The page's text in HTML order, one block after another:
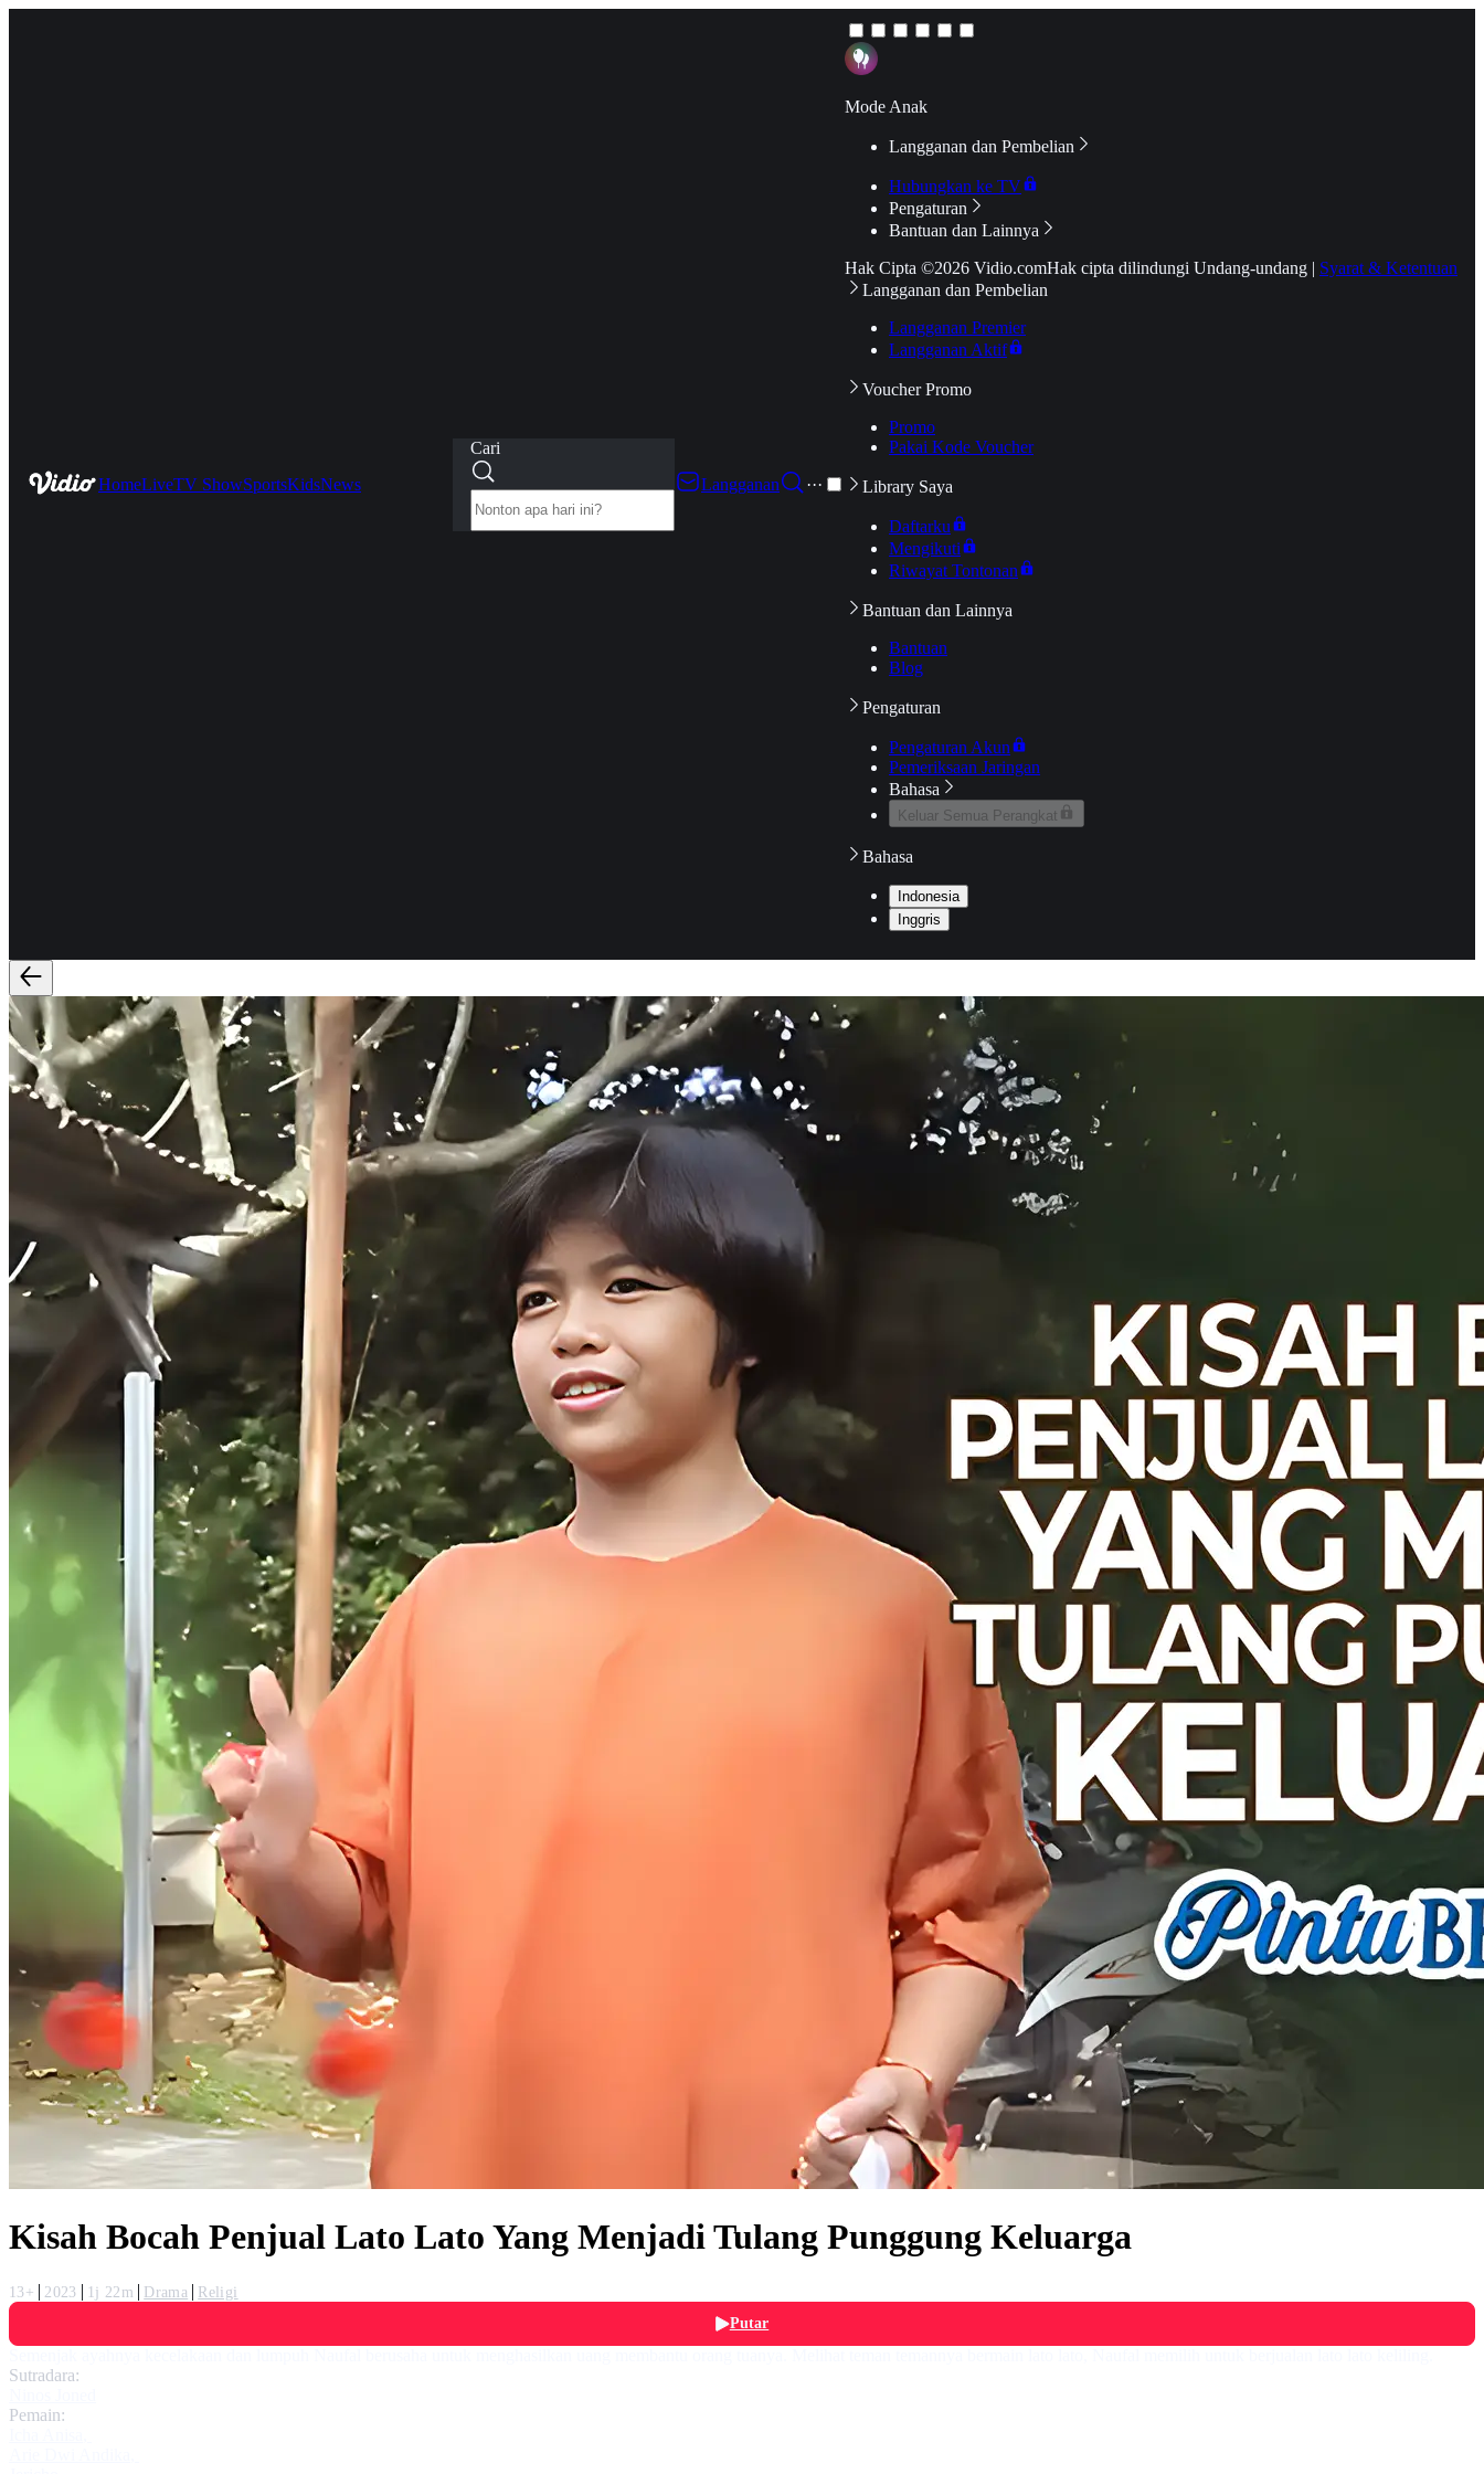
HomeLiveTV ShowSportsKidsNews
Cari
Langganan
···
Mode Anak
Langganan dan Pembelian
Hubungkan ke TV
Pengaturan
Bantuan dan Lainnya
Hak Cipta ©2026 Vidio.comHak cipta dilindungi Undang-undang | Syarat & Ketentuan
Langganan dan Pembelian
Langganan Premier
Langganan Aktif
Voucher Promo
Promo
Pakai Kode Voucher
Library Saya
Daftarku
Mengikuti
Riwayat Tontonan
Bantuan dan Lainnya
Bantuan
Blog
Pengaturan
Pengaturan Akun
Pemeriksaan Jaringan
Bahasa
Keluar Semua Perangkat
Bahasa
Indonesia
Inggris
Kisah Bocah Penjual Lato Lato Yang Menjadi Tulang Punggung Keluarga
13+ 2023 1j 22m Drama
Religi
Putar
Sutradara:
Pemain: